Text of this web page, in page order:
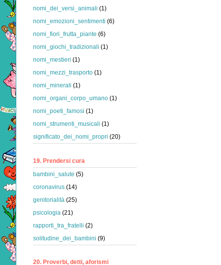
nomi_dei_versi_animali (1)
nomi_emozioni_sentimenti (6)
nomi_fiori_frutta_piante (6)
nomi_giochi_tradizionali (1)
nomi_mestieri (1)
nomi_mezzi_trasporto (1)
nomi_minerali (1)
nomi_organi_corpo_umano (1)
nomi_poeti_famosi (1)
nomi_strumenti_musicali (1)
significato_dei_nomi_propri (20)
19. Prendersi cura
bambini_salute (5)
coronavirus (14)
genitorialità (25)
psicologia (21)
rapporti_tra_fratelli (2)
solitudine_dei_bambini (9)
20. Proverbi, detti, aforismi